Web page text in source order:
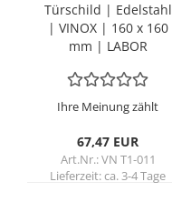
Tür­schild | Edel­stahl
| VINOX | 160 x 160
mm | LABOR
Ihre Meinung zählt
67,47 EUR
Art.Nr.: VN T1-011
Lieferzeit:ca. 3-4 Tage